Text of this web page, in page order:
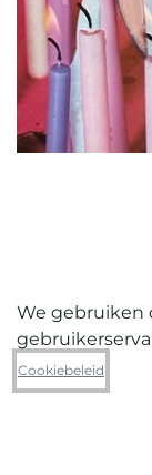
Peter
We gebruiken
Cookiebeleid